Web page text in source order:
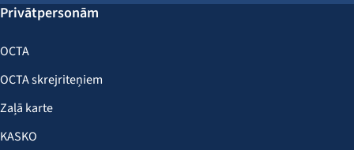
Privātpersonām
OCTA
OCTA skrejriteņiem
Zaļā karte
KASKO